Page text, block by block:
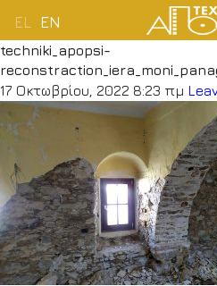
EL EN
techniki_apopsi-
17 Οκτωβρίου, 2022 8:23 πμ